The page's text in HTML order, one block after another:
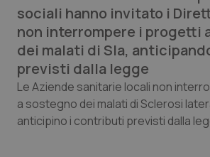
QS Pro
Professionisti Sanitari.AI
Abruzzo
QS Pro Gold
sociali hanno invitato i
non interrompere i progetti
dei malati di Sla,
previsti dalla legge
Le Aziende sanitarie locali non
a sostegno dei malati di Sclerosi
anticipino i contributi previsti dalla